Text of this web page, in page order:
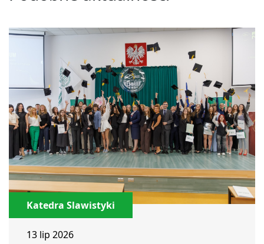
Katedra Slawistyki
13 lip 2026